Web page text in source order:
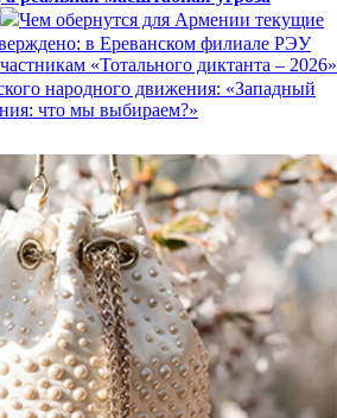
Чем обернутся для Армении текущие
в Ереванском филиале РЭУ
«Тотального диктанта – 2026»
народного движения: «Западный
что мы выбираем?»